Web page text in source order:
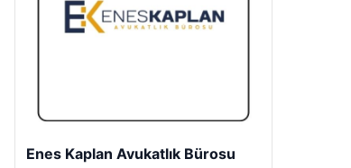
Enes Kaplan Avukatlık Bürosu